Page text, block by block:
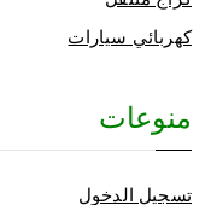
كهربائي سيارات
منوعات
تسجيل الدخول